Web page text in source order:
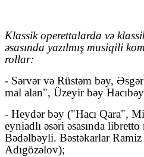
Klassik operettalarda və
əsasında yazılmış musiqili
rollar:
- Sərvər və Rüstəm bəy,
mal alan", Üzeyir bəy
- Heydər bəy ("Hacı Qara",
eyniadlı əsəri əsasında
Bədəlbəyli. Bəstəkarlar
Adıgözəlov);